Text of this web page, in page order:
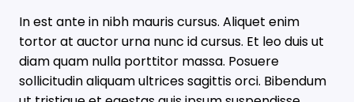
In est ante in nibh mauris cursus. Aliquet enim
tortor at auctor urna nunc id cursus. Et leo duis ut
diam quam nulla porttitor massa. Posuere
sollicitudin aliquam ultrices sagittis orci. Bibendum